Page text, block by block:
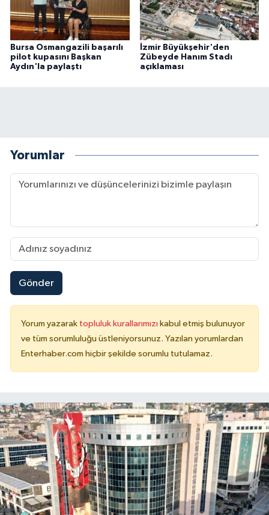
Bursa Osmangazili başarılı
pilot kupasını Başkan
Aydın'la paylaştı
İzmir Büyükşehir'den
Zübeyde Hanım Stadı
açıklaması
Yorumlar
Gönder
Yorum yazarak topluluk kurallarımızı kabul etmiş bulunuyor
ve tüm sorumluluğu üstleniyorsunuz. Yazılan yorumlardan
Enterhaber.com hiçbir şekilde sorumlu tutulamaz.